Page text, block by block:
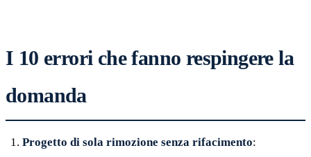
I 10 errori che fanno respingere la
domanda
Progetto di sola rimozione senza rifacimento: